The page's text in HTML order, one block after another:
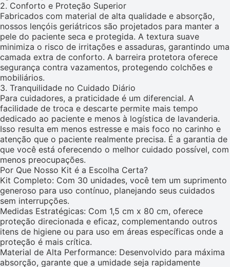
2. Conforto e Proteção Superior
Fabricados com material de alta qualidade e absorção,
nossos lençóis geriátricos são projetados para manter a
pele do paciente seca e protegida. A textura suave
minimiza o risco de irritações e assaduras, garantindo uma
camada extra de conforto. A barreira protetora oferece
segurança contra vazamentos, protegendo colchões e
mobiliários.
3. Tranquilidade no Cuidado Diário
Para cuidadores, a praticidade é um diferencial. A
facilidade de troca e descarte permite mais tempo
dedicado ao paciente e menos à logística de lavanderia.
Isso resulta em menos estresse e mais foco no carinho e
atenção que o paciente realmente precisa. É a garantia de
que você está oferecendo o melhor cuidado possível, com
menos preocupações.
Por Que Nosso Kit é a Escolha Certa?
Kit Completo: Com 30 unidades, você tem um suprimento
generoso para uso contínuo, planejando seus cuidados
sem interrupções.
Medidas Estratégicas: Com 1,5 cm x 80 cm, oferece
proteção direcionada e eficaz, complementando outros
itens de higiene ou para uso em áreas específicas onde a
proteção é mais crítica.
Material de Alta Performance: Desenvolvido para máxima
absorção, garante que a umidade seja rapidamente